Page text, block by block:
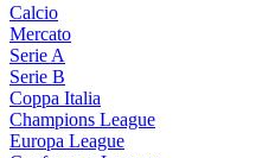
Calcio
Mercato
Serie A
Serie B
Coppa Italia
Champions League
Europa League